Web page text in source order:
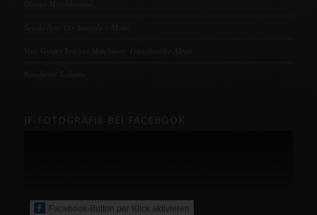
Facebook-Button per Klick aktivieren